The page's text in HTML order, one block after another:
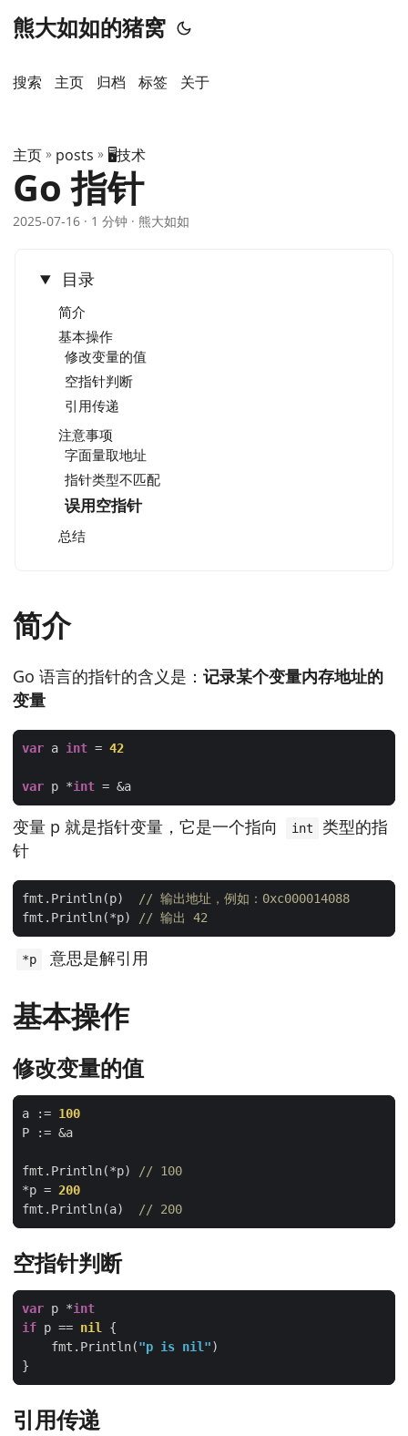
熊大如如的猪窝
搜索 主页 ️归档 标签 关于
主页 » posts » 🖥️技术
Go 指针
2025-07-16 · 1 分钟 · 熊大如如
目录
简介
基本操作
修改变量的值
空指针判断
引用传递
注意事项
字面量取地址
指针类型不匹配
误用空指针
总结
简介
Go 语言的指针的含义是： 记录某个变量内存地址的
变量
var a int = 42
var p *int
变量 p 就是指针变量，它是一个指向 int
类型的指
针
fmt.Println(p)
// 输出地址，例如：0xc000014088
fmt.Println(*p)
// 输出 42
*p 意思是解引用
基本操作
修改变量的值
a := 100
fmt.Println(*p)
// 100
*p = 200
fmt.Println(a)
// 200
空指针判断
var p *int
if p == nil
    fmt.Println(
"p is nil"
引用传递